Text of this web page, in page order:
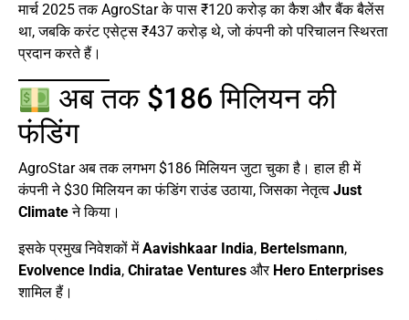
मार्च 2025 तक AgroStar के पास ₹120 करोड़ का कैश और बैंक बैलेंस
था, जबकि करंट एसेट्स ₹437 करोड़ थे, जो कंपनी को परिचालन स्थिरता
प्रदान करते हैं।
अब तक $186 मिलियन की
फंडिंग
AgroStar अब तक लगभग $186 मिलियन जुटा चुका है। हाल ही में
कंपनी ने $30 मिलियन का फंडिंग राउंड उठाया, जिसका नेतृत्व Just
Climateने किया।
इसके प्रमुख निवेशकों मेंAavishkaar India, Bertelsmann,
Evolvence India, Chiratae Ventures और Hero Enterprises
शामिल हैं।